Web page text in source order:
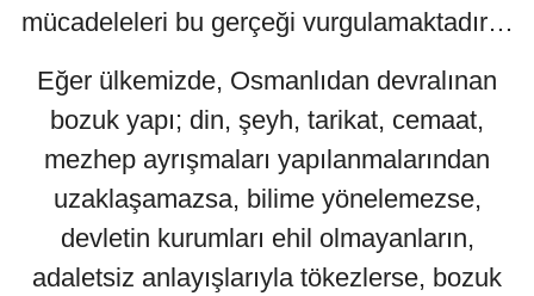
mücadeleleri bu gerçeği vurgulamaktadır…
Eğer ülkemizde, Osmanlıdan devralınan
bozuk yapı; din, şeyh, tarikat, cemaat,
mezhep ayrışmaları yapılanmalarından
uzaklaşamazsa, bilime yönelemezse,
devletin kurumları ehil olmayanların,
adaletsiz anlayışlarıyla tökezlerse, bozuk